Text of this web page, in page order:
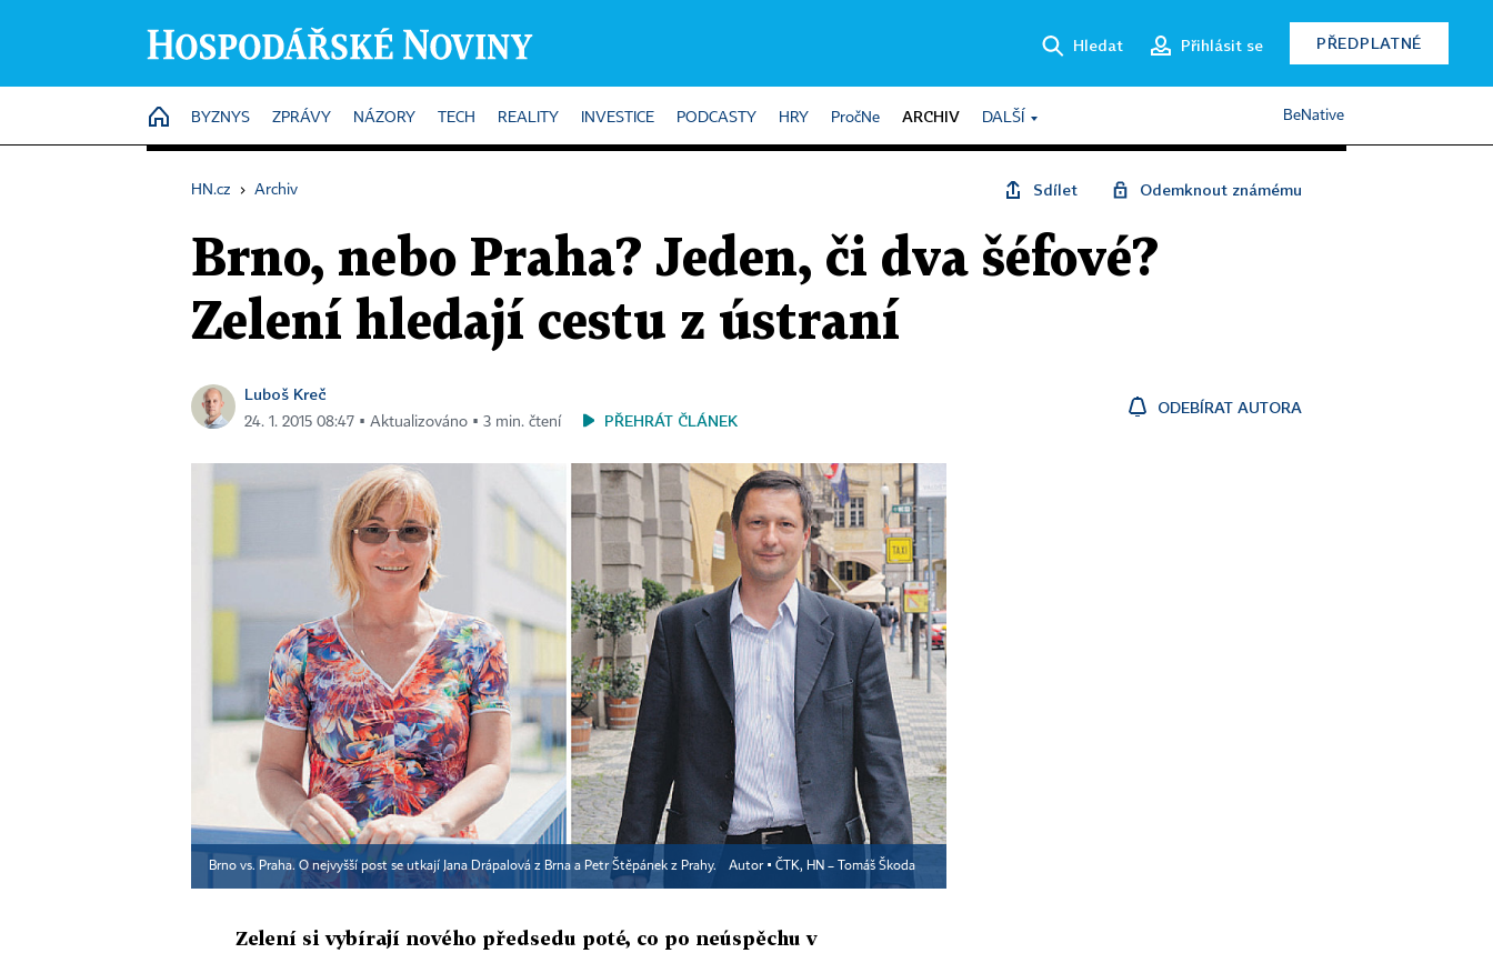
Hledat Přihlásit se PŘEDPLATNÉ
HOME
BYZNYS ZPRÁVY NÁZORY TECH REALITY INVESTICE PODCASTY HRY PročNe ARCHIV DALŠÍ BeNative
HN.cz › Archiv Sdílet Odemknout známému
Brno, nebo Praha? Jeden, či dva šéfové?
Zelení hledají cestu z ústraní
Luboš Kreč
24. 1. 2015 08:47 ▪ Aktualizováno ▪ 3 min. čtení PŘEHRÁT ČLÁNEK
ODEBÍRAT AUTORA
Brno vs. Praha. O nejvyšší post se utkají Jana Drápalová z Brna a Petr Štěpánek z Prahy. Autor ▪ ČTK, HN – Tomáš Škoda
Zelení si vybírají nového předsedu poté, co po neúspěchu v